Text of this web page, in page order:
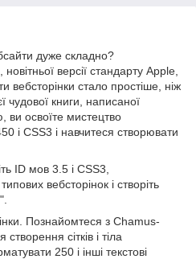
дуже складно?
версії стандарту Apple,
вебсторінки стало простіше, ніж
чудової книги, написаної
ви освоїте мистецтво
і CSS3 і навчитеся створювати
ID мов 3.5 і CSS3,
вебсторінок і створіть
Познайомтеся з Chamus-
сітків і тіла
250 і інші текстові